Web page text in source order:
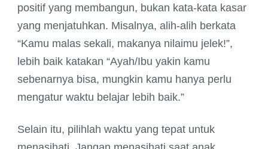
positif yang membangun, bukan kata-kata kasar
yang menjatuhkan. Misalnya, alih-alih berkata
“Kamu malas sekali, makanya nilaimu jelek!”,
lebih baik katakan “Ayah/Ibu yakin kamu
sebenarnya bisa, mungkin kamu hanya perlu
mengatur waktu belajar lebih baik.”
Selain itu, pilihlah waktu yang tepat untuk